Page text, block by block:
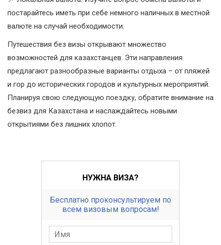
постарайтесь иметь при себе немного наличных в местной
валюте на случай необходимости.
Путешествия без визы открывают множество
возможностей для казахстанцев. Эти направления
предлагают разнообразные варианты отдыха – от пляжей
и гор до исторических городов и культурных мероприятий.
Планируя свою следующую поездку, обратите внимание на
безвиз для Казахстана и наслаждайтесь новыми
открытиями без лишних хлопот.
НУЖНА ВИЗА?
Бесплатно проконсультируем по
всем визовым вопросам!